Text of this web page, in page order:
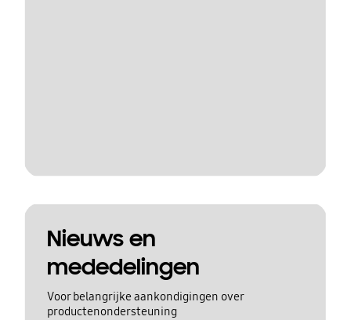
Nieuws en
mededelingen
Voor belangrijke aankondigingen over
productenondersteuning